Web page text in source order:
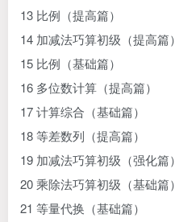
13 比例（提高篇）
14 加减法巧算初级（提高篇）
15 比例（基础篇）
16 多位数计算（提高篇）
17 计算综合（基础篇）
18 等差数列（提高篇）
19 加减法巧算初级（强化篇）
20 乘除法巧算初级（基础篇）
21 等量代换（基础篇）